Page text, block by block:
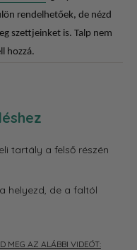
rendelhetőek, de nézd
szettjeinket is. Talp nem
hozzá.
tartály a felső részén
helyezd, de a faltól
MEG AZ ALÁBBI VIDEÓT: